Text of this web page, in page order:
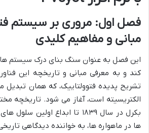
فصل اول: مروری بر سیستم
مبانی و مفاهیم کلیدی
این فصل به عنوان سنگ بنای درک سیستم
کند و به معرفی مبانی و تاریخچه این
تشریح پدیده فتوولتاییک، که همان تبدیل
الکتریسیته است، آغاز می شود. تاریخچه
بکرل در سال ۱۸۳۹ تا ابداع
ها در ماهواره ها، به خواننده دیدگاهی